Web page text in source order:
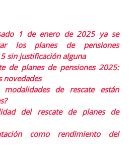
1 de enero de 2025 ya se
los planes de pensiones
sin justificación alguna
de planes de pensiones 2025:
novedades
de rescate están
del rescate de planes de
como rendimiento del